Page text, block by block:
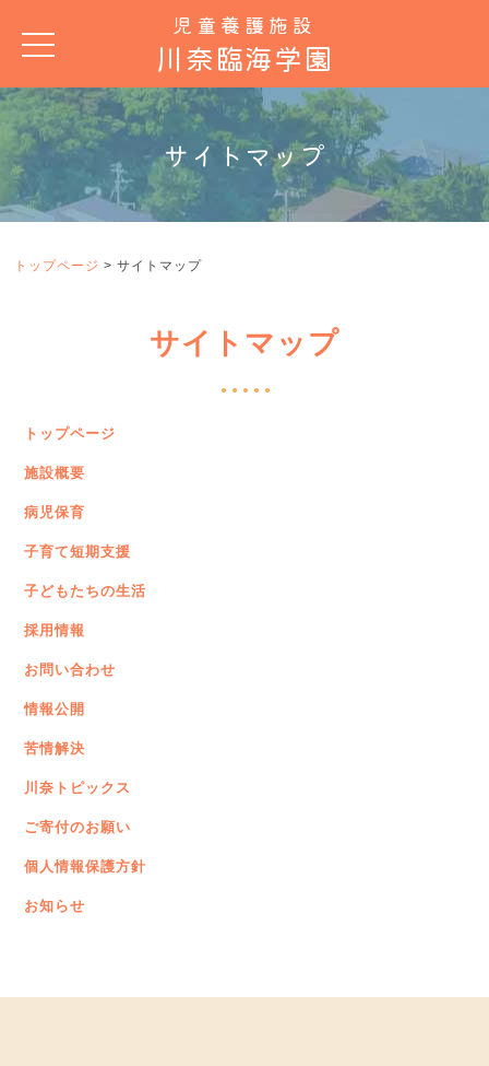
児童養護施設
川奈臨海学園
トップページ
施設概要
病児保育
子育て短期支援
情報公開
苦情解決
ご寄付のお願い
個人情報保護方針
サイトマップ
トップページ > サイトマップ
サイトマップ
トップページ
施設概要
病児保育
子育て短期支援
子どもたちの生活
採用情報
お問い合わせ
情報公開
苦情解決
川奈トピックス
ご寄付のお願い
個人情報保護方針
お知らせ